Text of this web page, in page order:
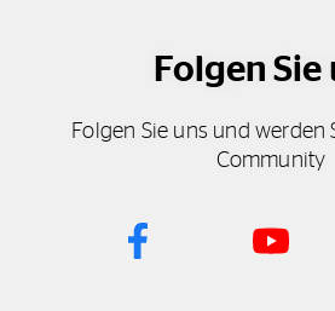
Folgen Sie
Folgen Sie uns und werden
Community